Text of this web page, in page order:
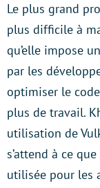
Le plus grand
plus difficile à
qu’elle impose
par les
optimiser le
plus de travail.
utilisation de
s’attend à ce
utilisée pour les